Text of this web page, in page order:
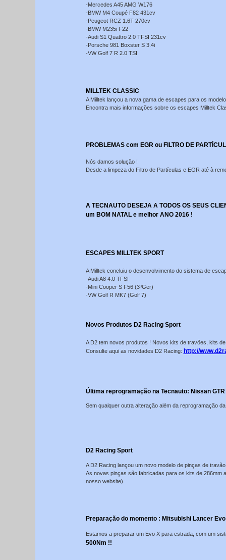
-Mercedes A45 AMG W176
-BMW M4 Coupé F82 431cv
-Peugeot RCZ 1.6T 270cv
-BMW M235i F22
-Audi S1 Quattro 2.0 TFSI 231cv
-Porsche 981 Boxster S 3.4i
-VW Golf 7 R 2.0 TSI
MILLTEK CLASSIC
A Milltek lançou a nova gama de escapes para os
Encontra mais informações sobre os escapes Milltek
PROBLEMAS com EGR ou FILTRO DE
Nós damos solução !
Desde a limpeza do Filtro de Partículas e EGR até à
A TECNAUTO DESEJA A TODOS OS SEUS
um BOM NATAL e melhor ANO 2016 !
ESCAPES MILLTEK SPORT
A Milltek concluiu o desenvolvimento do sistema de
-Audi A8 4.0 TFSI
-Mini Cooper S F56 (3ªGer)
-VW Golf R MK7 (Golf 7)
Novos Produtos D2 Racing Sport
A D2 tem novos produtos ! Novos kits de travões, kits
Consulte aqui as novidades D2 Racing: http://
Última reprogramação na Tecnauto: Nissan
Sem qualquer outra alteração além da reprogramação
D2 Racing Sport
A D2 Racing lançou um novo modelo de pinças de
As novas pinças são fabricadas para os kits de 286mm
nosso website).
Preparação do momento : Mitsubishi Lancer Evo
Estamos a preparar um Evo X para estrada, com um
500Nm !!